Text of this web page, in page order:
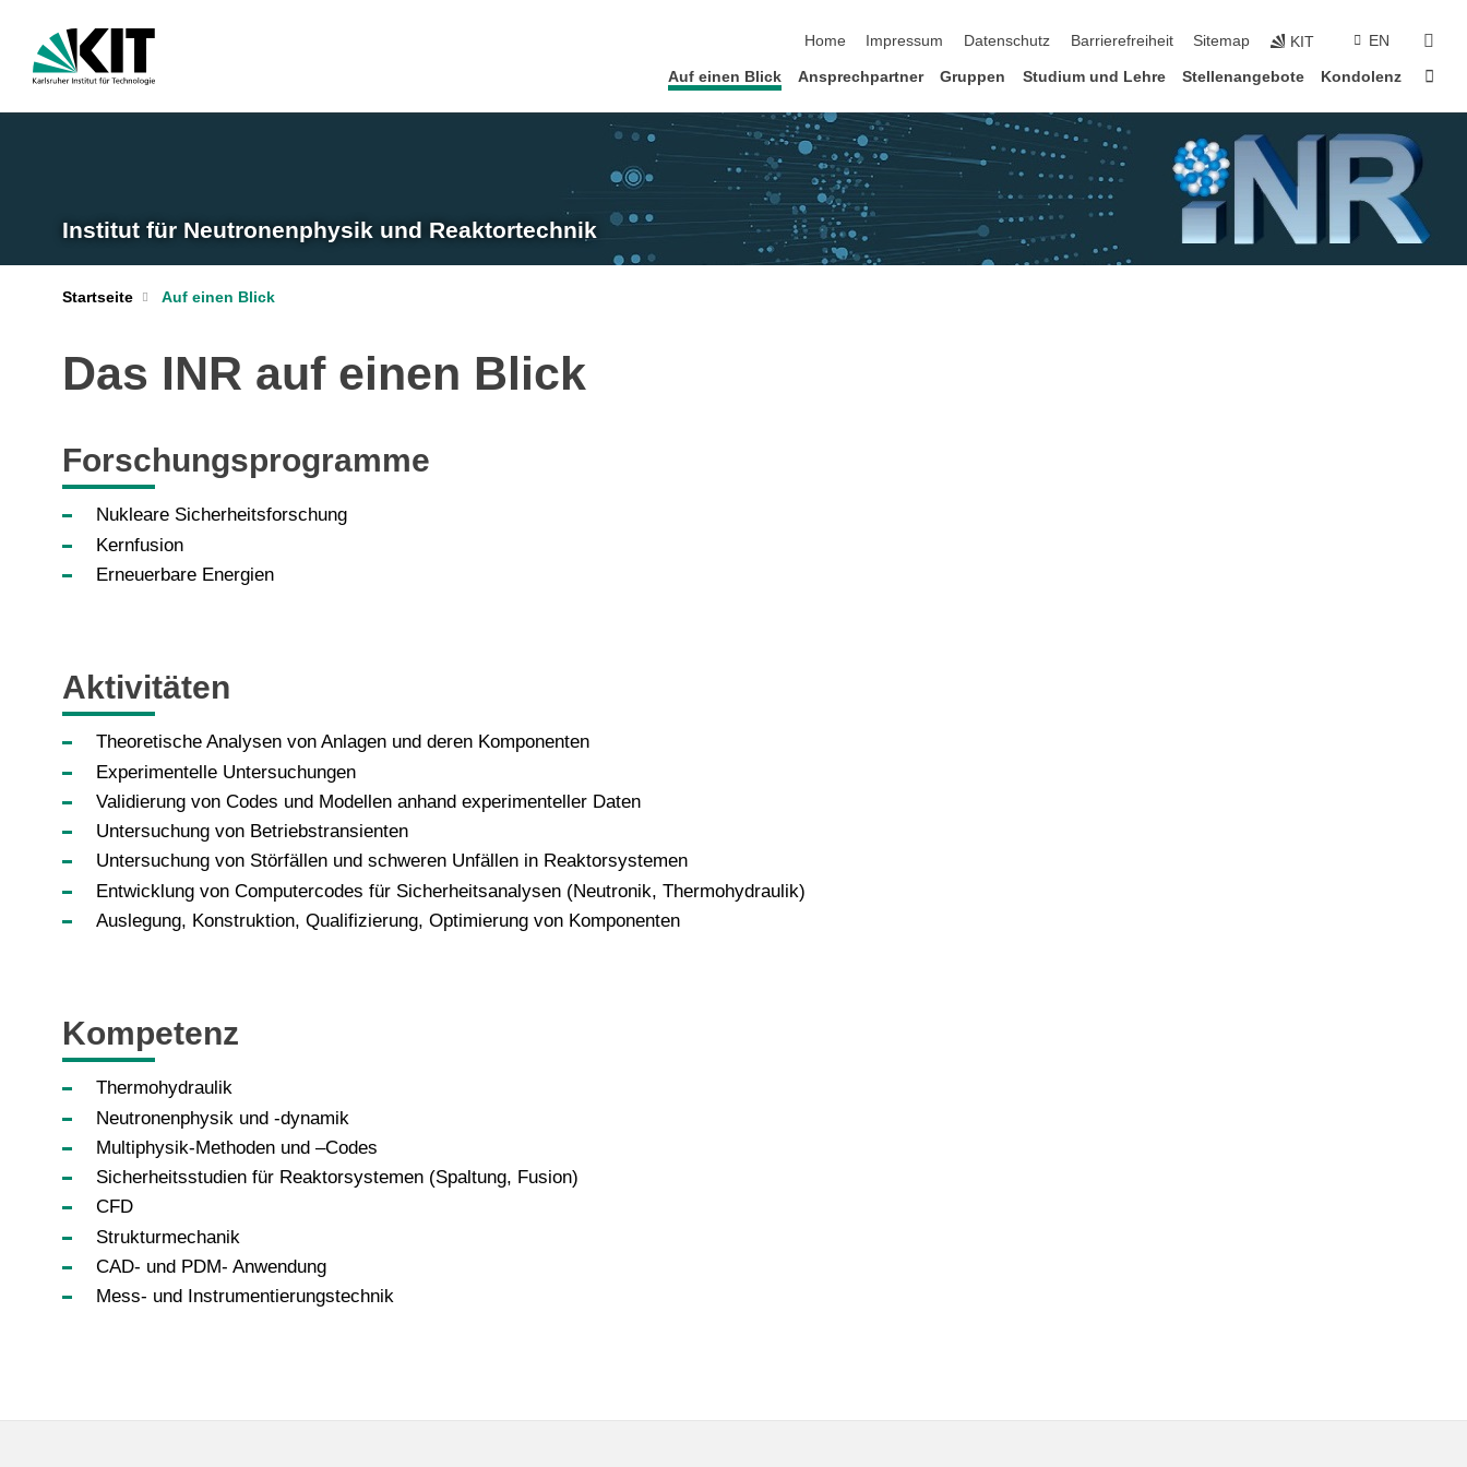
Home
Impressum Datenschutz Barrierefreiheit Sitemap KIT EN
Auf einen Blick Ansprechpartner Gruppen Studium und Lehre Stellenangebote Kondolenz
Institut für Neutronenphysik und Reaktortechnik
Startseite Auf einen Blick
Das INR auf einen Blick
Forschungsprogramme
Nukleare Sicherheitsforschung
Kernfusion
Erneuerbare Energien
Aktivitäten
Theoretische Analysen von Anlagen und deren Komponenten
Experimentelle Untersuchungen
Validierung von Codes und Modellen anhand experimenteller Daten
Untersuchung von Betriebstransienten
Untersuchung von Störfällen und schweren Unfällen in Reaktorsystemen
Entwicklung von Computercodes für Sicherheitsanalysen (Neutronik, Thermohydraulik)
Auslegung, Konstruktion, Qualifizierung, Optimierung von Komponenten
Kompetenz
Thermohydraulik
Neutronenphysik und -dynamik
Multiphysik-Methoden und –Codes
Sicherheitsstudien für Reaktorsystemen (Spaltung, Fusion)
CFD
Strukturmechanik
CAD- und PDM- Anwendung
Mess- und Instrumentierungstechnik